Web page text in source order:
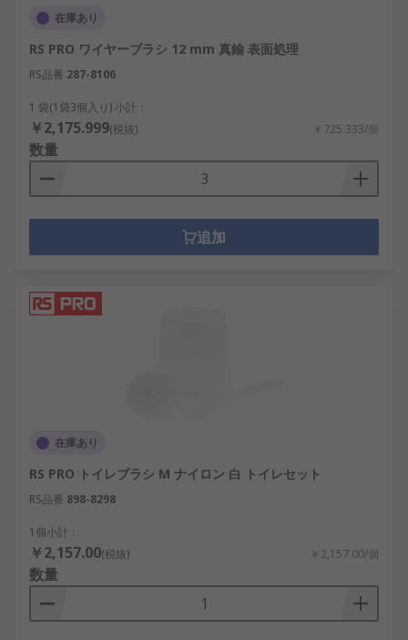
在庫あり
RS PRO ワイヤーブラシ 12 mm 真鍮 表面処理
RS品番 287-8106
1 袋(1袋3個入り) 小計：
￥2,175.999(税抜) ￥725.333/個
数量
追加
在庫あり
RS PRO トイレブラシ M ナイロン 白 トイレセット
RS品番 898-8298
1個小計：
￥2,157.00(税抜) ￥2,157.00/個
数量